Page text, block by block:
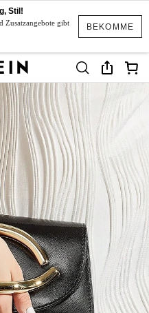
BEKOMME
Stil!
Zusatzangebote gibt